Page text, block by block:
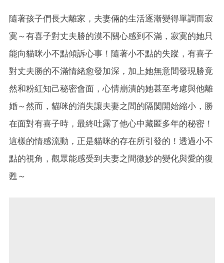
隨著孩子們長大離家，夫妻倆的生活逐漸變得單調而寂
寞～有喜子對丈夫勝的漠不關心感到不滿，寂寞的她只
能向貓咪小不點傾訴心事！隨著小不點的失蹤，有喜子
對丈夫勝的不滿情緒愈發加深，加上她無意間發現勝竟
然和粉紅知己秘密會面，心情崩潰的她甚至考慮與他離
婚～然而，貓咪的消失讓夫妻之間的隔閡開始縮小，勝
在面對有喜子時，最終吐露了他心中藏匿多年的秘密！
這樣的情感流動，正是貓咪的存在所引發的！透過小不
點的視角，觀眾能感受到夫妻之間微妙的變化與愛的復
甦～